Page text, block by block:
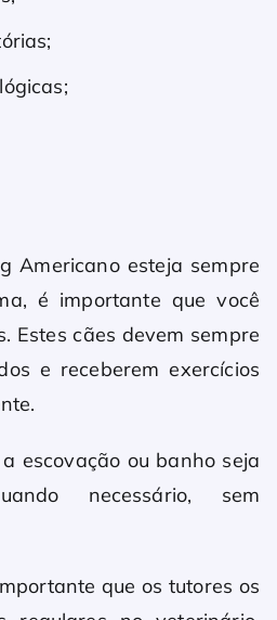
Americano esteja sempre
é importante que você
Estes cães devem sempre
e receberem exercícios
escovação ou banho seja
necessário, sem
que os tutores os